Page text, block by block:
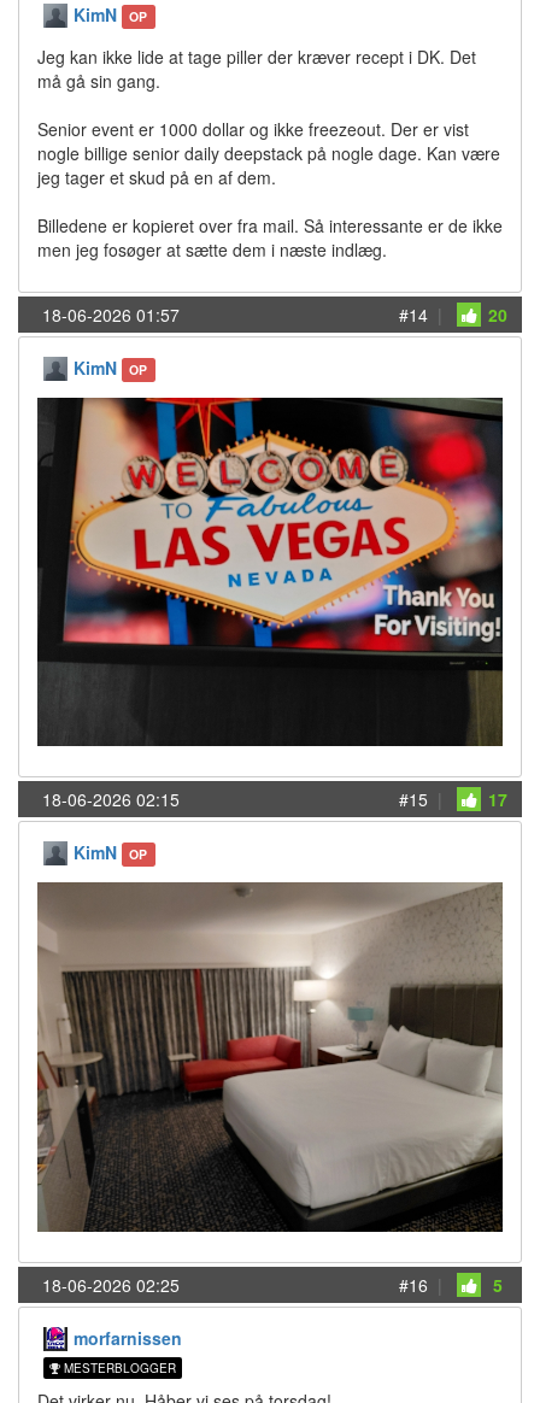
KimN OP
Jeg kan ikke lide at tage piller der kræver recept i DK. Det
må gå sin gang.
Senior event er 1000 dollar og ikke freezeout. Der er vist
nogle billige senior daily deepstack på nogle dage. Kan være
jeg tager et skud på en af dem.
Billedene er kopieret over fra mail. Så interessante er de ikke
men jeg fosøger at sætte dem i næste indlæg.
18-06-2026 01:57 #14 | 20
KimN OP
18-06-2026 02:15 #15 | 17
KimN OP
18-06-2026 02:25 #16 | 5
morfarnissen
MESTERBLOGGER